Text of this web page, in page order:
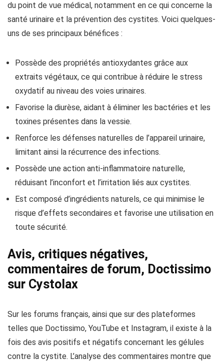
du point de vue médical, notamment en ce qui concerne la
santé urinaire et la prévention des cystites. Voici quelques-
uns de ses principaux bénéfices :
Possède des propriétés antioxydantes grâce aux
extraits végétaux, ce qui contribue à réduire le stress
oxydatif au niveau des voies urinaires.
Favorise la diurèse, aidant à éliminer les bactéries et les
toxines présentes dans la vessie.
Renforce les défenses naturelles de l’appareil urinaire,
limitant ainsi la récurrence des infections.
Possède une action anti-inflammatoire naturelle,
réduisant l’inconfort et l’irritation liés aux cystites.
Est composé d’ingrédients naturels, ce qui minimise le
risque d’effets secondaires et favorise une utilisation en
toute sécurité.
Avis, critiques négatives,
commentaires de forum, Doctissimo
sur Cystolax
Sur les forums français, ainsi que sur des plateformes
telles que Doctissimo, YouTube et Instagram, il existe à la
fois des avis positifs et négatifs concernant les gélules
contre la cystite. L’analyse des commentaires montre que